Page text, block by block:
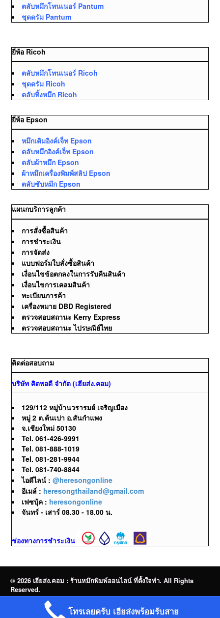
ตลับหมึกโทนเนอร์ Pantum
ชุดดรัม Pantum
ยี่ห้อ Ricoh
ตลับหมึกโทนเนอร์ Ricoh
ชุดดรัม Ricoh
ตลับทิ้งหมึก Ricoh
ยี่ห้อ Epson
หมึกเติมอิงค์เจ็ท Epson
ตลับหมึกอิงค์เจ็ท Epson
ตลับผ้าหมึก Epson
ผ้าหมึกเครื่องพิมพ์สลิป Epson
ตลับซับหมึก Epson
แผนกบริการลูกค้า
การสั่งซื้อสินค้า
การชำระเงิน
การจัดส่ง
แบบฟอร์มใบสั่งซื้อสินค้า
เงื่อนไขข้อตกลงในการรับคืนสินค้า
เงื่อนไขการเคลมสินค้า
ทะเบียนการค้า
เครื่องหมาย DBD Registered
ตรวจสอบสถานะ Kerry Express
ตรวจสอบสถานะ ไปรษณีย์ไทย
ติดต่อสอบถาม
บริษัท คิดพอดี จำกัด (เฮียส่ง.คอม)
129/112 หมู่บ้านวรารมย์ เจริญเมือง
หมู่ 2 ต.ต้นเปา อ.สันกำแพง
จ.เชียงใหม่ 50130
Tel. 061-426-9991
Tel. 081-888-1019
Tel. 081-281-9944
Tel. 081-740-8844
ไอดีไลน์ : @heresongonline
อีเมล์ : heresongthailand@gmail.com
เฟซบุ้ค : heresongonline
จันทร์ - เสาร์ 08.30 - 18.00 น.
ช่องทางการชำระเงิน
© 2026 เฮียส่ง.คอม : ร้านหมึกพิมพ์ออนไลน์ ที่ตั้งใจทำ. All Rights
Reserved.
จำหน่ายหมึกพิมพ์ออนไลน์ | Brother | Canon | Epson | HP | OKI |
Ricoh | Samsung | FujiFilm | Pantum
โทรเลยครับ เฮียส่งพร้อมรับสาย